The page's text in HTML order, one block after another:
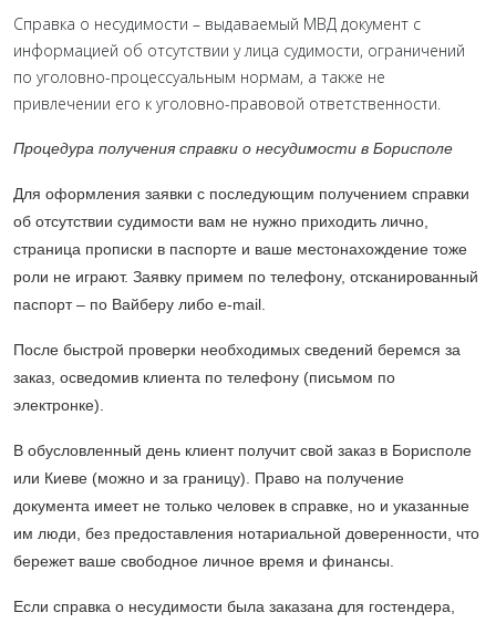
Справка о несудимости – выдаваемый МВД документ с
информацией об отсутствии у лица судимости, ограничений
по уголовно-процессуальным нормам, а также не
привлечении его к уголовно-правовой ответственности.
Процедура получения справки о несудимости в Борисполе
Для оформления заявки с последующим получением справки
об отсутствии судимости вам не нужно приходить лично,
страница прописки в паспорте и ваше местонахождение тоже
роли не играют. Заявку примем по телефону, отсканированный
паспорт – по Вайберу либо e-mail.
После быстрой проверки необходимых сведений беремся за
заказ, осведомив клиента по телефону (письмом по
электронке).
В обусловленный день клиент получит свой заказ в Борисполе
или Киеве (можно и за границу). Право на получение
документа имеет не только человек в справке, но и указанные
им люди, без предоставления нотариальной доверенности, что
бережет ваше свободное личное время и финансы.
Если справка о несудимости была заказана для гостендера,